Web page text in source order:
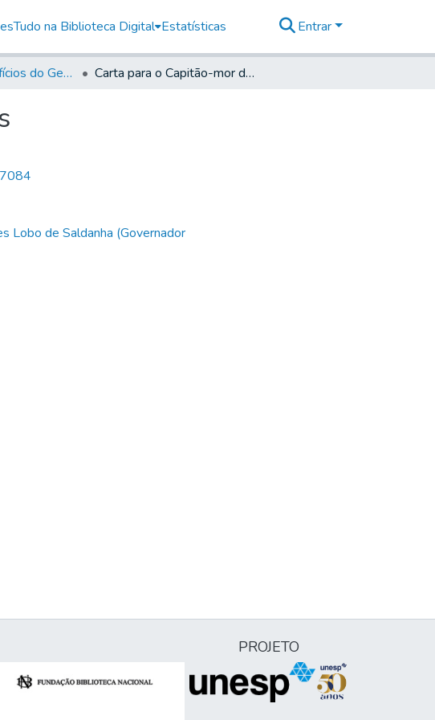
Tudo na Biblioteca Digital Estatísticas Entrar
Volume 77 - Ofícios do General Martim Lopes Lobo de Saldanha (Governador da Capitania): 1776-1777 Carta para o Capitão-mor de Mogi das Cruzes
Lobo de Saldanha (Governador
PROJETO